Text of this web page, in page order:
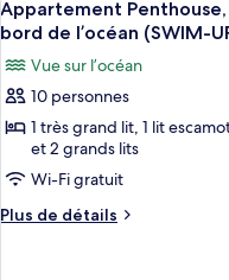
bord
de
l’océan
(SWIM-
UP)
au
de
l’océan
(SWIM-
UP)
toutes
photos
pour
ce
type
de
chambre :
Appartement
bord de l’océan (SWIM-
Vue sur l’océan
10 personnes
1 très grand lit, 1 lit
et 2 grands lits
Wi-Fi gratuit
Plus de détails
Plus